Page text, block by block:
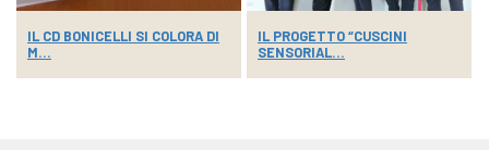
IL CD BONICELLI SI COLORA DI
M...
IL PROGETTO “CUSCINI
SENSORIAL...